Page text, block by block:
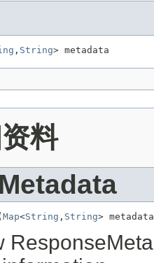
, String> metadata
料
Map<String , String>